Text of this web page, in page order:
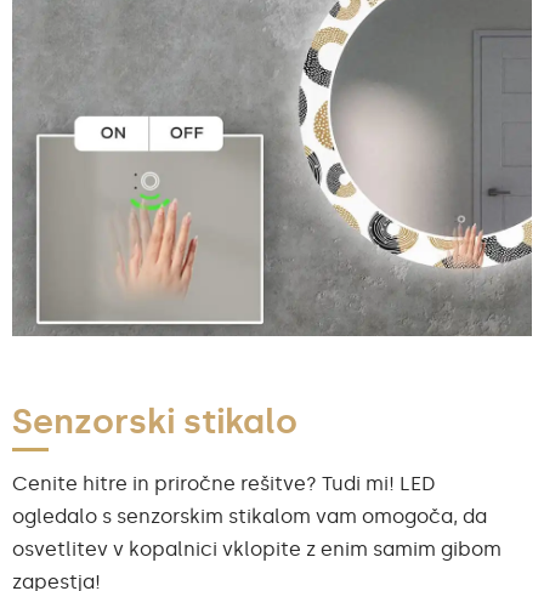
Senzorski stikalo
Cenite hitre in priročne rešitve? Tudi mi! LED
ogledalo s senzorskim stikalom vam omogoča, da
osvetlitev v kopalnici vklopite z enim samim gibom
zapestja!